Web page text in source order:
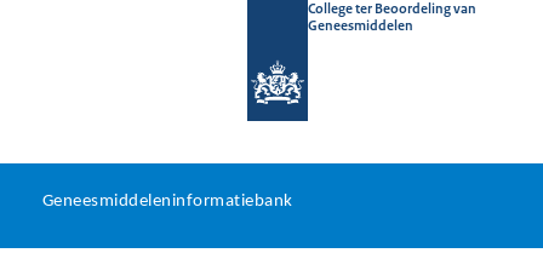
College ter Beoordeling van
Geneesmiddelen
U
Geneesmiddeleninformatiebank